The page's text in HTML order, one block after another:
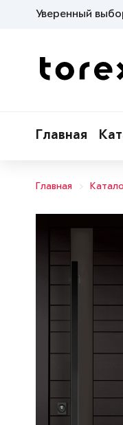
Уверенный
Главная
Главная